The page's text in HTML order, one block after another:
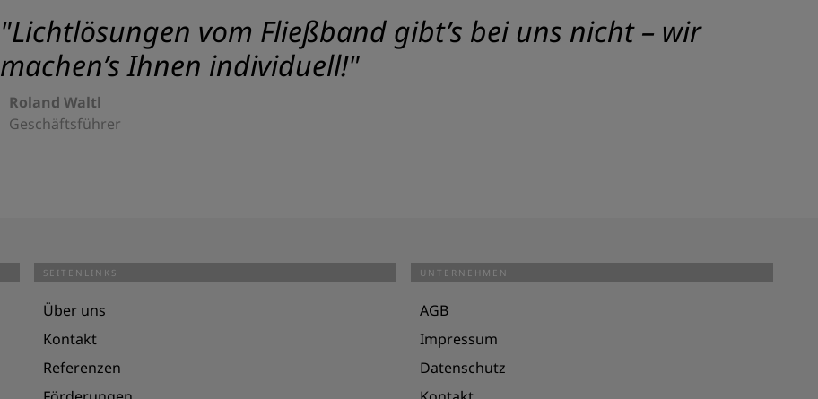
"Lichtlösungen vom Fließband gibt’s bei uns nicht – wir
machen’s Ihnen individuell!"
Roland Waltl
Geschäftsführer
SEITENLINKS
Über uns
Kontakt
Referenzen
UNTERNEHMEN
AGB
Impressum
Datenschutz